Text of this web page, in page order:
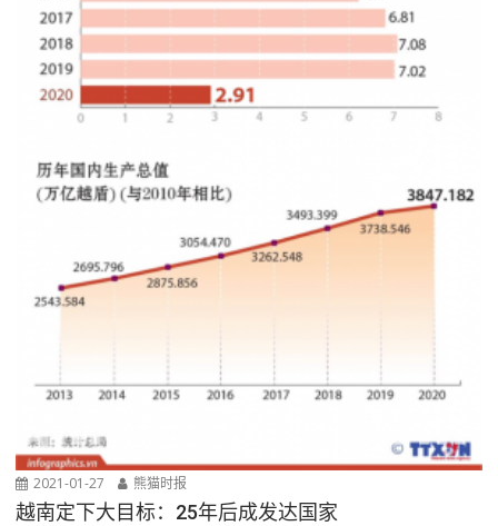
2021-01-27 熊猫时报
越南定下大目标：25年后成发达国家